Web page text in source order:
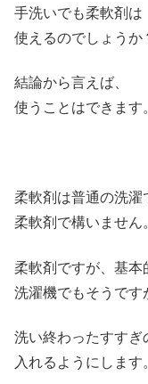
手洗いでも柔軟剤は
使えるのでしょうか
結論から言えば、
使うことはできます
柔軟剤は普通の洗濯
柔軟剤で構いません
柔軟剤ですが、基本
洗濯機でもそうです
洗い終わったすすぎ
入れるようにします